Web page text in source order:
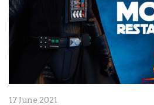
17 June 2021